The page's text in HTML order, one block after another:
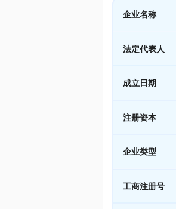
企业名称
法定代表人
成立日期
注册资本
企业类型
工商注册号